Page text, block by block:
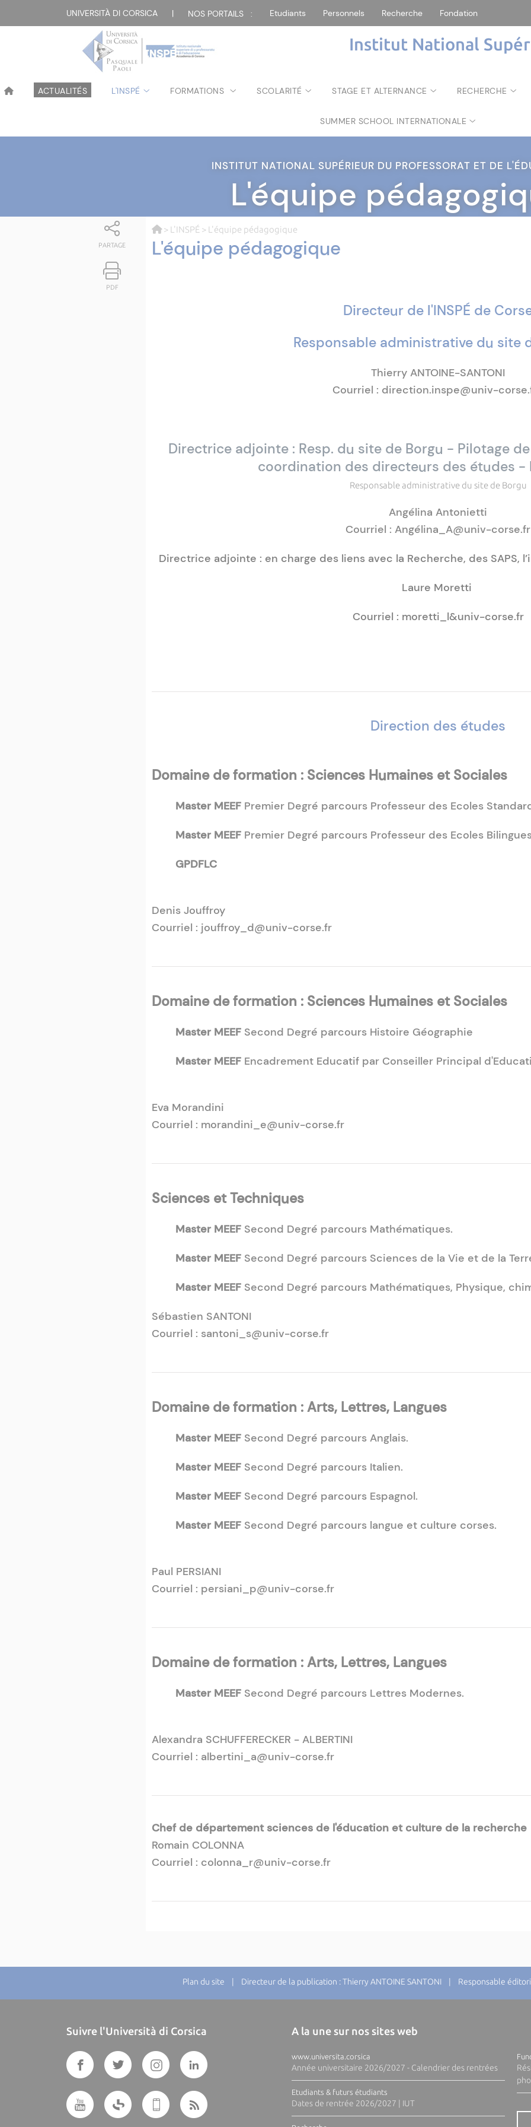
UNIVERSITÀ DI CORSICA | NOS PORTAILS : Etudiants Personnels Recherche Fondation
Institut National
ACTUALITÉS L'INSPÉ FORMATIONS SCOLARITÉ STAGE ET ALTERNANCE RECHERCHE
SUMMER SCHOOL INTERNATIONALE
INSTITUT NATIONAL SUPÉRIEUR DU PROFESSORAT ET DE
L'équipe
PARTAGE
PDF
> L'INSPÉ > L'équipe pédagogique
L'équipe pédagogique
Directeur de l'INSPÉ de
Responsable administrative du site
Thierry ANTOINE-SANTONI
Courriel : direction.inspe@univ-
Directrice adjointe : Resp. du site de Borgu - Pilotage
coordination des directeurs des études -
Responsable administrative du site de Borgu
Angélina Antonietti
Courriel : Angélina_A@univ-corse.fr
Directrice adjointe : en charge des liens avec la Recherche, des SAPS,
Laure Moretti
Courriel : moretti_l&univ-corse.fr
Direction des études
Domaine de formation : Sciences Humaines et Sociales
Master MEEF Premier Degré parcours Professeur des Ecoles
Master MEEF Premier Degré parcours Professeur des Ecoles
GPDFLC
Denis Jouffroy
Courriel : jouffroy_d@univ-corse.fr
Domaine de formation : Sciences Humaines et Sociales
Master MEEF Second Degré parcours Histoire Géographie
Master MEEF Encadrement Educatif par Conseiller Principal
Eva Morandini
Courriel : morandini_e@univ-corse.fr
Sciences et Techniques
Master MEEF Second Degré parcours Mathématiques.
Master MEEF Second Degré parcours Sciences de la Vie et de la
Master MEEF Second Degré parcours Mathématiques, Physique,
Sébastien SANTONI
Courriel : santoni_s@univ-corse.fr
Domaine de formation : Arts, Lettres, Langues
Master MEEF Second Degré parcours Anglais.
Master MEEF Second Degré parcours Italien.
Master MEEF Second Degré parcours Espagnol.
Master MEEF Second Degré parcours langue et culture corses.
Paul PERSIANI
Courriel : persiani_p@univ-corse.fr
Domaine de formation : Arts, Lettres, Langues
Master MEEF Second Degré parcours Lettres Modernes.
Alexandra SCHUFFERECKER - ALBERTINI
Courriel : albertini_a@univ-corse.fr
Chef de département sciences de l'éducation et culture de la recherche
Romain COLONNA
Courriel : colonna_r@univ-corse.fr
Plan du site | Directeur de la publication : Thierry ANTOINE SANTONI | Responsable
Suivre l'Università di Corsica A la une sur nos sites web
www.universita.corsica
Année universitaire 2026/2027 - Calendrier des rentrées
Etudiants & futurs étudiants
Dates de rentrée 2026/2027 | IUT